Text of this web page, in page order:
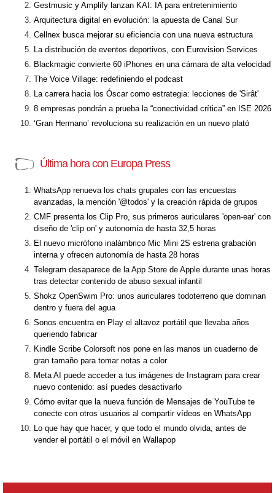
Gestmusic y Amplify lanzan KAI: IA para entretenimiento
Arquitectura digital en evolución: la apuesta de Canal Sur
Cellnex busca mejorar su eficiencia con una nueva estructura
La distribución de eventos deportivos, con Eurovision Services
Blackmagic convierte 60 iPhones en una cámara de alta velocidad
The Voice Village: redefiniendo el podcast
La carrera hacia los Óscar como estrategia: lecciones de 'Sirât'
8 empresas pondrán a prueba la “conectividad crítica” en ISE 2026
‘Gran Hermano’ revoluciona su realización en un nuevo plató
Última hora con Europa Press
WhatsApp renueva los chats grupales con las encuestas
avanzadas, la mención '@todos' y la creación rápida de grupos
CMF presenta los Clip Pro, sus primeros auriculares 'open-ear' con
diseño de 'clip on' y autonomía de hasta 32,5 horas
El nuevo micrófono inalámbrico Mic Mini 2S estrena grabación
interna y ofrecen autonomía de hasta 28 horas
Telegram desaparece de la App Store de Apple durante unas horas
tras detectar contenido de abuso sexual infantil
Shokz OpenSwim Pro: unos auriculares todoterreno que dominan
dentro y fuera del agua
Sonos encuentra en Play el altavoz portátil que llevaba años
queriendo fabricar
Kindle Scribe Colorsoft nos pone en las manos un cuaderno de
gran tamaño para tomar notas a color
Meta AI puede acceder a tus imágenes de Instagram para crear
nuevo contenido: así puedes desactivarlo
Cómo evitar que la nueva función de Mensajes de YouTube te
conecte con otros usuarios al compartir vídeos en WhatsApp
Lo que hay que hacer, y que todo el mundo olvida, antes de
vender el portátil o el móvil en Wallapop